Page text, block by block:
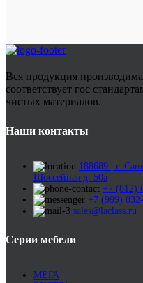
Вся продукция
соответствует гос
чистых материалов.
Наши контакты
188689 | г.
Шоссейная д. 50а
+7 (812)
+7 (999)
sales@laclass.ru
Серии мебели
МЕГА